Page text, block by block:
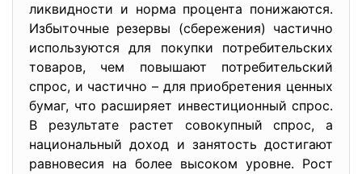
ликвидности и норма процента понижаются.
Избыточные резервы (сбережения) частично
используются для покупки потребительских
товаров, чем повышают потребительский
спрос, и частично – для приобретения ценных
бумаг, что расширяет инвестиционный спрос.
В результате растет совокупный спрос, а
национальный доход и занятость достигают
равновесия на более высоком уровне. Рост